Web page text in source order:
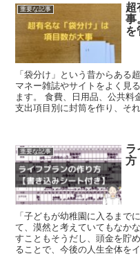
重要な記事
超
事
を
「袋分け」という昔からある
マネー雑誌やサイトをよく見
ます。 食費、日用品、公共
支出項目別に封筒を作り、それ
重要な記事
ラ
方
「子どもが幼稚園に入るまで
て、漠然と考えていてもなか
すこともそうだし、頭金を貯
ることで、今後の人生全体を